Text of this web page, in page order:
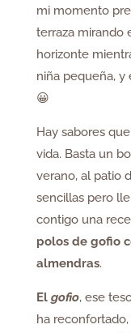
mi momento
terraza mirando
horizonte
niña pequeña,
😀
Hay sabores
vida. Basta un
verano, al patio
sencillas pero
contigo una
polos de gofio
almendras.
El gofio, ese
ha